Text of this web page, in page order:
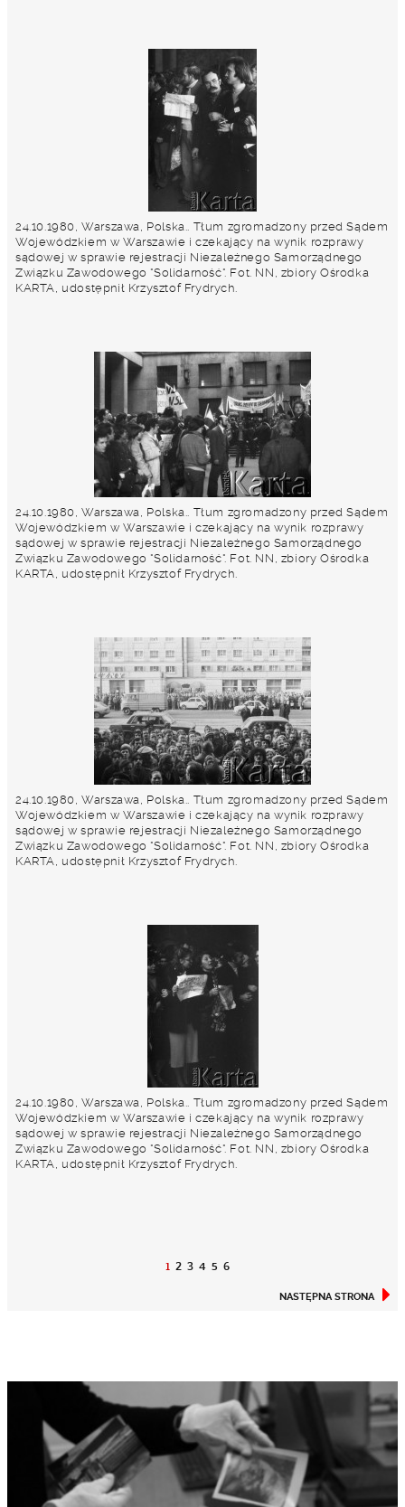
24.10.1980, Warszawa, Polska.. Tłum zgromadzony przed Sądem
Wojewódzkiem w Warszawie i czekający na wynik rozprawy
sądowej w sprawie rejestracji Niezależnego Samorządnego
Związku Zawodowego "Solidarność". Fot. NN, zbiory Ośrodka
KARTA, udostępnił Krzysztof Frydrych.
24.10.1980, Warszawa, Polska.. Tłum zgromadzony przed Sądem
Wojewódzkiem w Warszawie i czekający na wynik rozprawy
sądowej w sprawie rejestracji Niezależnego Samorządnego
Związku Zawodowego "Solidarność". Fot. NN, zbiory Ośrodka
KARTA, udostępnił Krzysztof Frydrych.
24.10.1980, Warszawa, Polska.. Tłum zgromadzony przed Sądem
Wojewódzkiem w Warszawie i czekający na wynik rozprawy
sądowej w sprawie rejestracji Niezależnego Samorządnego
Związku Zawodowego "Solidarność". Fot. NN, zbiory Ośrodka
KARTA, udostępnił Krzysztof Frydrych.
24.10.1980, Warszawa, Polska.. Tłum zgromadzony przed Sądem
Wojewódzkiem w Warszawie i czekający na wynik rozprawy
sądowej w sprawie rejestracji Niezależnego Samorządnego
Związku Zawodowego "Solidarność". Fot. NN, zbiory Ośrodka
KARTA, udostępnił Krzysztof Frydrych.
1 2 3 4 5 6
NASTĘPNA STRONA